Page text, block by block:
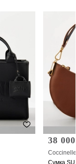
38
Coccinelle
Сумка